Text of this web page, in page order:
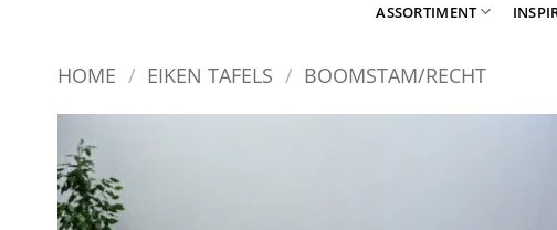
ASSORTIMENT
HOME / EIKEN TAFELS / BOOMSTAM/RECHT